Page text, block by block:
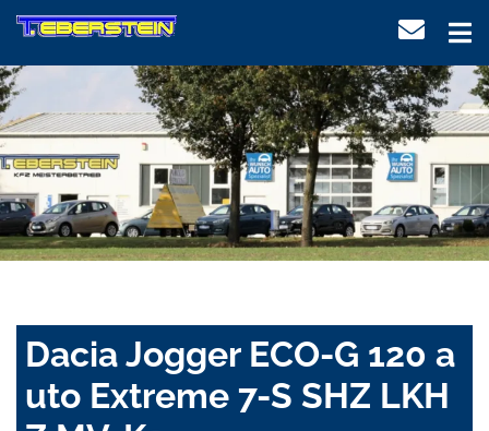
Dacia Jogger ECO-G 120 a
uto Extreme 7-S SHZ LKH